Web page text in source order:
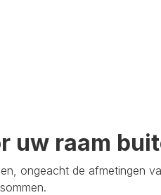
uw raam
ongeacht de afmetingen